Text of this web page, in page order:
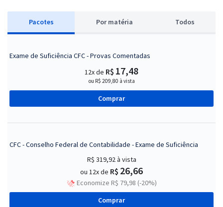
Pacotes Por matéria Todos
Exame de Suficiência CFC - Provas Comentadas
12x de R$ 17,48
ou R$ 209,80 à vista
Comprar
CFC - Conselho Federal de Contabilidade - Exame de Suficiência
R$ 319,92à vista
ou 12x de R$ 26,66
Economize R$ 79,98 (-20%)
Comprar